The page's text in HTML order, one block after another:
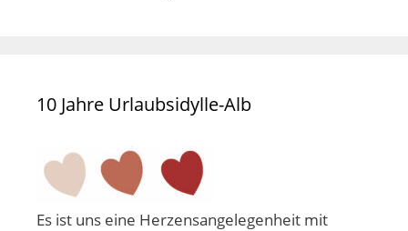
10 Jahre Urlaubsidylle-Alb
Es ist uns eine Herzensangelegenheit mit